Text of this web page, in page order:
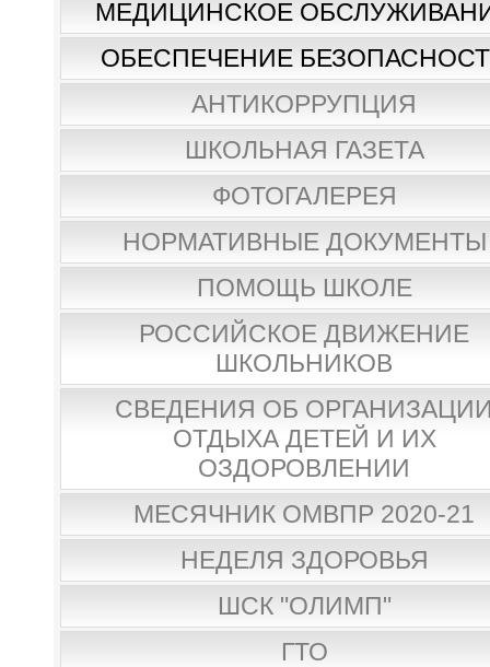
МЕДИЦИНСКОЕ
ОБЕСПЕЧЕНИЕ
АНТИКОРРУПЦИЯ
ШКОЛЬНАЯ ГАЗЕТА
ФОТОГАЛЕРЕЯ
НОРМАТИВНЫЕ ДОКУМЕНТЫ
ПОМОЩЬ ШКОЛЕ
РОССИЙСКОЕ ДВИЖЕНИЕ
ШКОЛЬНИКОВ
СВЕДЕНИЯ ОБ
ОТДЫХА ДЕТЕЙ И ИХ
ОЗДОРОВЛЕНИИ
МЕСЯЧНИК ОМВПР 2020-21
НЕДЕЛЯ ЗДОРОВЬЯ
ШСК "ОЛИМП"
ГТО